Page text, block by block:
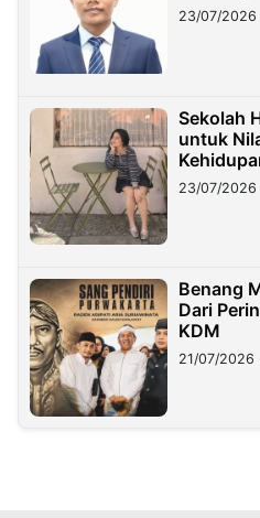
23/07/
Sekolah
untuk
23/07/2026
Benang
Dari
KDM
21/07/2026